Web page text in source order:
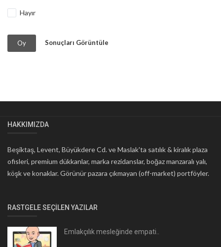
Hayır
Oy Sonuçları Görüntüle
HAKKIMIZDA
Beşiktaş, Levent, Büyükdere Cd. ve Maslak'ta satılık & kiralık plaza
ofisleri, premium dükkanlar, marka rezidanslar, boğaz manzaralı yalı,
köşk ve konaklar. Görünür pazara çıkmayan (off-market) portföyler.
RASTGELE SEÇILEN YAZILAR
Emlakçılık mesleğinde empati..